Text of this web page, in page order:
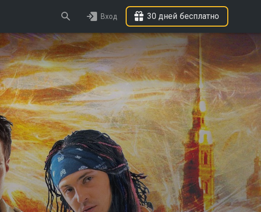
Вход 30 дней бесплатно